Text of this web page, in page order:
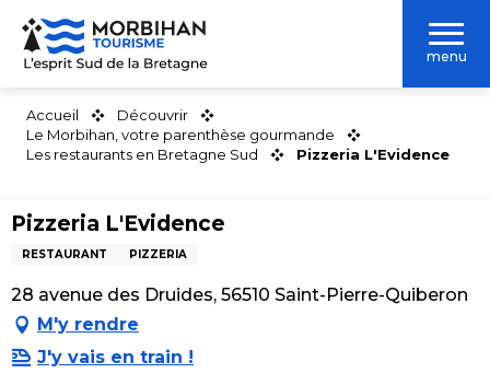
Aller
contenu
menu
Accueil
Découvrir
Le Morbihan, votre parenthèse gourmande
Les restaurants en Bretagne Sud
Pizzeria L'Evidence
Pizzeria L'Evidence
RESTAURANT PIZZERIA
28 avenue des Druides, 56510 Saint-Pierre-Quiberon
M'y rendre
J'y vais en train !